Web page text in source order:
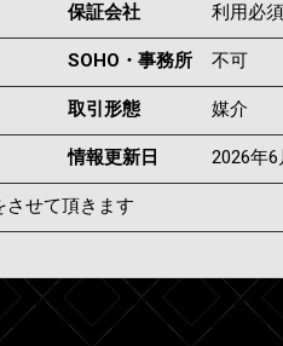
保証会社 利用必須
SOHO・事務所 不可
取引形態 媒介
情報更新日 2026年
させて頂きます